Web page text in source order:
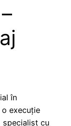
în
execuție
specialișt cu